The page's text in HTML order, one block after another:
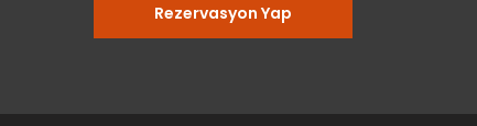
Rezervasyon Yap